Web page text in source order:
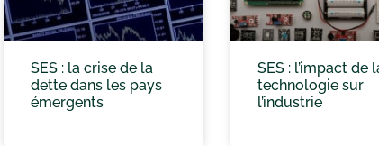
SES : la crise de la
dette dans les pays
émergents
SES : l’impact de
technologie sur
l’industrie